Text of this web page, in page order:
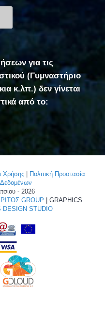
για τις
(Γυμναστήριο
κ.λπ.) δεν γίνεται
από το:
Χρήσης | Πολιτική Προστασία
- 2026
GROUP | GRAPHICS
DESIGN STUDIO